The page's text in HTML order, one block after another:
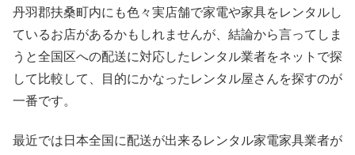
丹羽郡扶桑町内にも色々実店舗で家電や家具をレンタルし
ているお店があるかもしれませんが、結論から言ってしま
うと全国区への配送に対応したレンタル業者をネットで探
して比較して、目的にかなったレンタル屋さんを探すのが
一番です。
最近では日本全国に配送が出来るレンタル家電家具業者が